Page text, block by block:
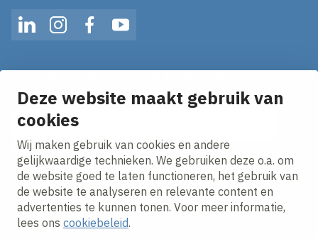
Deze website maakt gebruik van
cookies
Wij maken gebruik van cookies en andere
gelijkwaardige technieken. We gebruiken deze o.a. om
de website goed te laten functioneren, het gebruik van
de website te analyseren en relevante content en
advertenties te kunnen tonen. Voor meer informatie,
lees ons cookiebeleid.
LinkedInInstagramFacebookYouTube
Ontvang onze nieuws alerts in je mailbox!
E-mailadres
Ik ga akkoord met hetprivacy statement.